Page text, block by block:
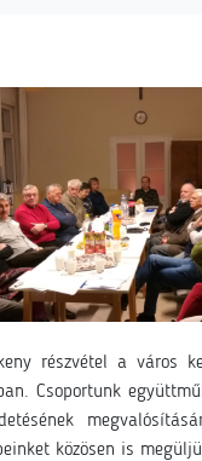
részvétel a város
Csoportunk
közösen is